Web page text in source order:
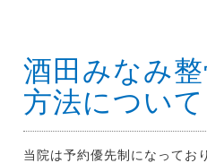
酒田みなみ
方法について
当院は予約優先制になってお